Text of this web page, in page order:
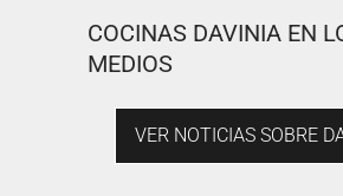
COCINAS DAVINIA EN
MEDIOS
VER NOTICIAS SOBRE